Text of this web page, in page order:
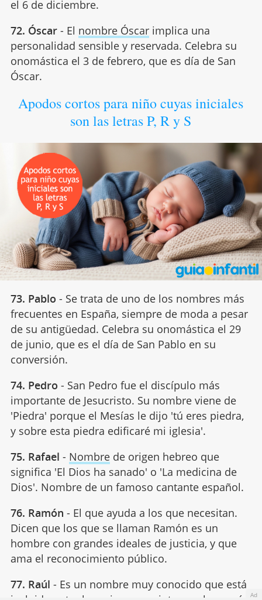
el 6 de diciembre.
72. Óscar- El nombre Óscarimplica una
personalidad sensible y reservada. Celebra su
onomástica el 3 de febrero, que es día de San
Óscar.
Apodos cortos para niño cuyas iniciales
son las letras P, R y S
73. Pablo - Se trata de uno de los nombres más
frecuentes en España, siempre de moda a pesar
de su antigüedad. Celebra su onomástica el 29
de junio, que es el día de San Pablo en su
conversión.
74. Pedro - San Pedro fue el discípulo más
importante de Jesucristo. Su nombre viene de
'Piedra' porque el Mesías le dijo 'tú eres piedra,
y sobre esta piedra edificaré mi iglesia'.
75. Rafael - Nombrede origen hebreo que
significa 'El Dios ha sanado' o 'La medicina de
Dios'. Nombre de un famoso cantante español.
76. Ramón - El que ayuda a los que necesitan.
Dicen que los que se llaman Ramón es un
hombre con grandes ideales de justicia, y que
ama el reconocimiento público.
77. Raúl - Es un nombre muy conocido que está
Ad